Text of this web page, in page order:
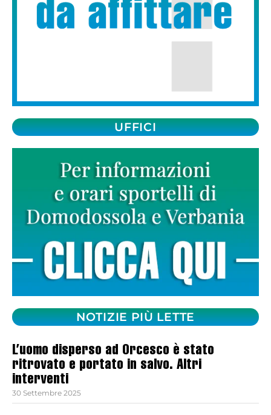
UFFICI
NOTIZIE PIÙ LETTE
L’uomo disperso ad Orcesco è stato
ritrovato e portato in salvo. Altri
interventi
30 Settembre 2025